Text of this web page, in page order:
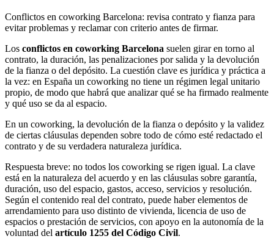
Conflictos en coworking Barcelona: revisa contrato y fianza para
evitar problemas y reclamar con criterio antes de firmar.
Los conflictos en coworking Barcelona suelen girar en torno al
contrato, la duración, las penalizaciones por salida y la devolución
de la fianza o del depósito. La cuestión clave es jurídica y práctica a
la vez: en España un coworking no tiene un régimen legal unitario
propio, de modo que habrá que analizar qué se ha firmado realmente
y qué uso se da al espacio.
En un coworking, la devolución de la fianza o depósito y la validez
de ciertas cláusulas dependen sobre todo de cómo esté redactado el
contrato y de su verdadera naturaleza jurídica.
Respuesta breve: no todos los coworking se rigen igual. La clave
está en la naturaleza del acuerdo y en las cláusulas sobre garantía,
duración, uso del espacio, gastos, acceso, servicios y resolución.
Según el contenido real del contrato, puede haber elementos de
arrendamiento para uso distinto de vivienda, licencia de uso de
espacios o prestación de servicios, con apoyo en la autonomía de la
voluntad del artículo 1255 del Código Civil.